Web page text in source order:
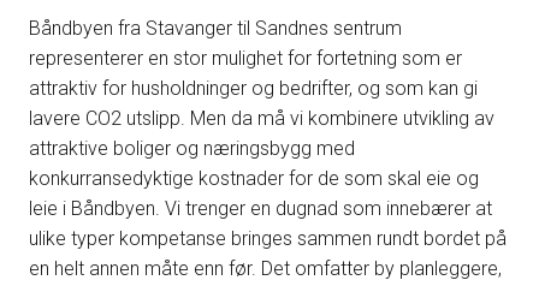
Båndbyen fra Stavanger til Sandnes sentrum
representerer en stor mulighet for fortetning som er
attraktiv for husholdninger og bedrifter, og som kan gi
lavere CO2 utslipp. Men da må vi kombinere utvikling av
attraktive boliger og næringsbygg med
konkurransedyktige kostnader for de som skal eie og
leie i Båndbyen. Vi trenger en dugnad som innebærer at
ulike typer kompetanse bringes sammen rundt bordet på
en helt annen måte enn før. Det omfatter by planleggere,